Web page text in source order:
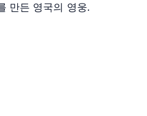
만든 영국의 영웅.